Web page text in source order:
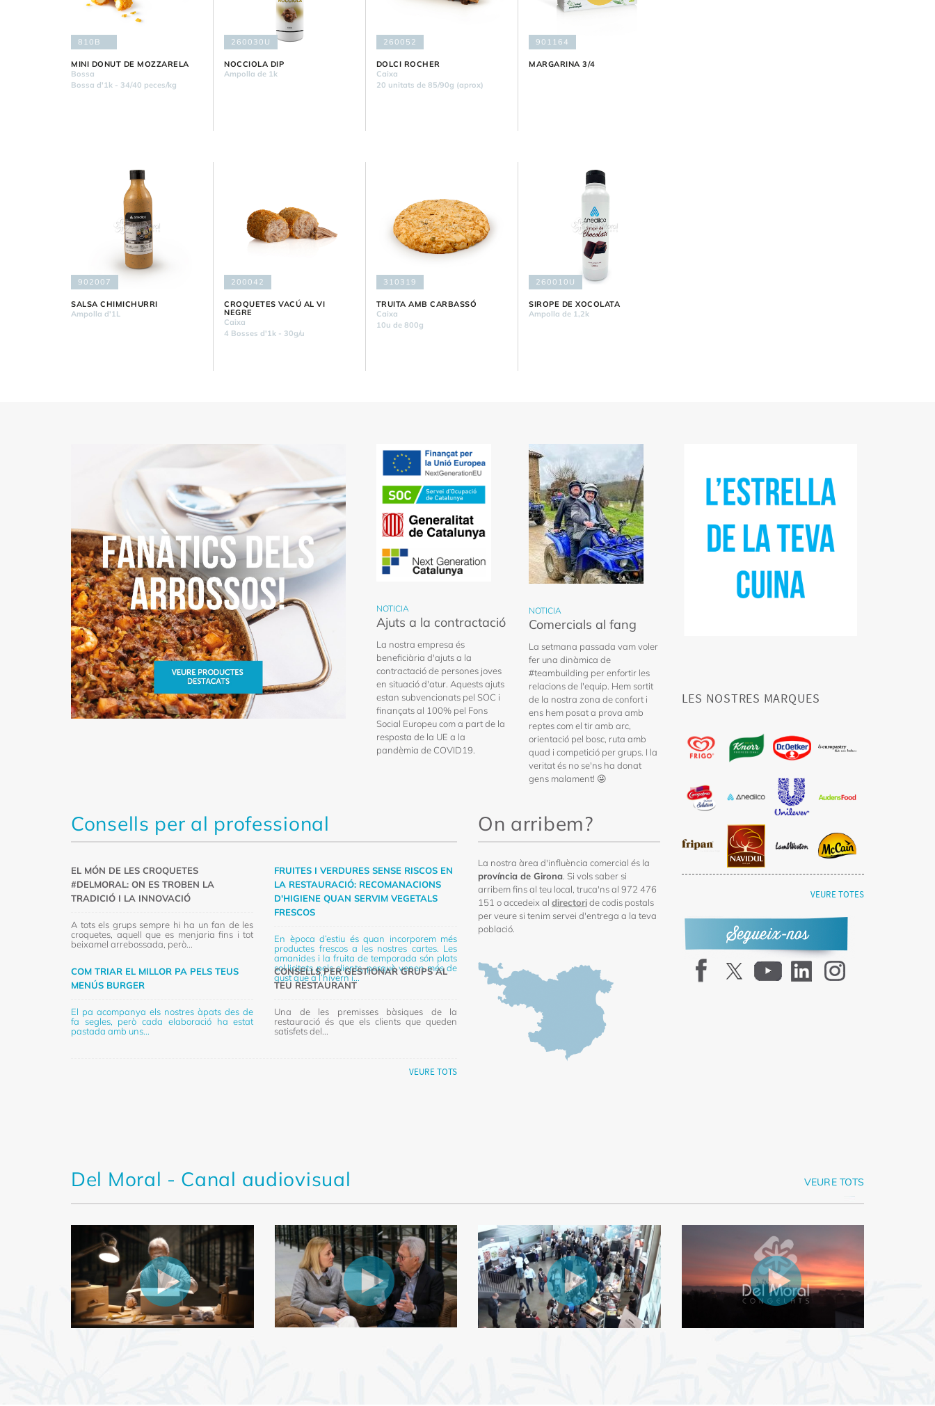
810B
MINI DONUT DE MOZZARELA
Bossa
Bossa d'1k - 34/40 peces/kg
260030U
NOCCIOLA DIP
Ampolla de 1k
260052
DOLCI ROCHER
Caixa
20 unitats de 85/90g (aprox)
901164
MARGARINA 3/4
902007
SALSA CHIMICHURRI
Ampolla d'1L
200042
CROQUETES VACÚ AL VI
NEGRE
Caixa
4 Bosses d'1k - 30g/u
310319
TRUITA AMB CARBASSÓ
Caixa
10u de 800g
260010U
SIROPE DE XOCOLATA
Ampolla de 1,2k
NOTICIA
Ajuts a la contractació
La nostra empresa és
beneficiària d'ajuts a la
contractació de persones joves
en situació d'atur. Aquests ajuts
estan subvencionats pel SOC i
finançats al 100% pel Fons
Social Europeu com a part de la
resposta de la UE a la
pandèmia de COVID19.
NOTICIA
Comercials al fang
La setmana passada vam voler
fer una dinàmica de
#teambuilding per enfortir les
relacions de l'equip. Hem sortit
de la nostra zona de confort i
ens hem posat a prova amb
reptes com el tir amb arc,
orientació pel bosc, ruta amb
quad i competició per grups. I la
veritat és no se'ns ha donat
gens malament! 😜
Consells per al professional
EL MÓN DE LES CROQUETES
#DELMORAL: ON ES TROBEN LA
TRADICIÓ I LA INNOVACIÓ
A tots els grups sempre hi ha un fan de les
croquetes, aquell que es menjaria fins i tot
beixamel arrebossada, però...
FRUITES I VERDURES SENSE RISCOS EN
LA RESTAURACIÓ: RECOMANACIONS
D'HIGIENE QUAN SERVIM VEGETALS
FRESCOS
En època d’estiu és quan incorporem més
productes frescos a les nostres cartes. Les
amanides i la fruita de temporada són plats
sol·licitats pels clients, perquè venen més de
gust que a l’hivern i...
COM TRIAR EL MILLOR PA PELS TEUS
MENÚS BURGER
El pa acompanya els nostres àpats des de
fa segles, però cada elaboració ha estat
pastada amb uns...
CONSELLS PER GESTIONAR GRUPS AL
TEU RESTAURANT
Una de les premisses bàsiques de la
restauració és que els clients que queden
satisfets del...
VEURE TOTS
On arribem?
La nostra àrea d'influència comercial és la
província de Girona. Si vols saber si
arribem fins al teu local, truca'ns al 972 476
151 o accedeix al directoride codis postals
per veure si tenim servei d'entrega a la teva
població.
LES NOSTRES MARQUES
VEURE TOTES
Del Moral - Canal audiovisual VEURE TOTS